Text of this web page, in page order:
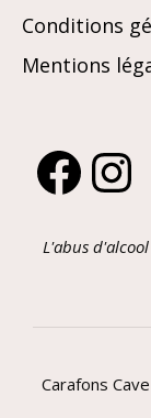
Conditions
Mentions
FacebookInstagram
L'abus
Carafons